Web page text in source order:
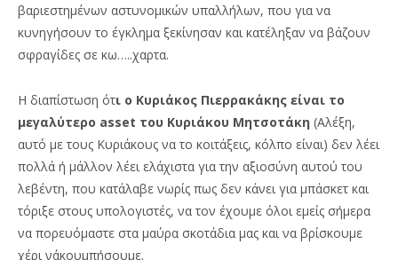
βαριεστημένων αστυνομικών υπαλλήλων, που για να
κυνηγήσουν το έγκλημα ξεκίνησαν και κατέληξαν να βάζουν
σφραγίδες σε κω…..χαρτα.
Η διαπίστωση ότι ο Κυριάκος Πιερρακάκης είναι το
μεγαλύτερο asset του Κυριάκου Μητσοτάκη (Αλέξη,
αυτό με τους Κυριάκους να το κοιτάξεις, κόλπο είναι) δεν λέει
πολλά ή μάλλον λέει ελάχιστα για την αξιοσύνη αυτού του
λεβέντη, που κατάλαβε νωρίς πως δεν κάνει για μπάσκετ και
τόριξε στους υπολογιστές, να τον έχουμε όλοι εμείς σήμερα
να πορευόμαστε στα μαύρα σκοτάδια μας και να βρίσκουμε
χέρι ν΄ακουμπήσουμε.